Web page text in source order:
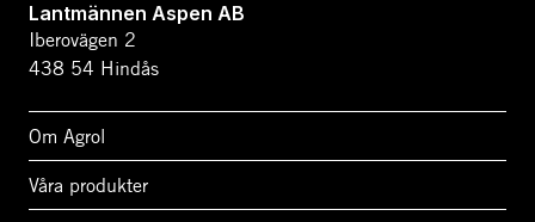
Lantmännen Aspen AB
Iberovägen 2
438 54 Hindås
Om Agrol
Våra produkter